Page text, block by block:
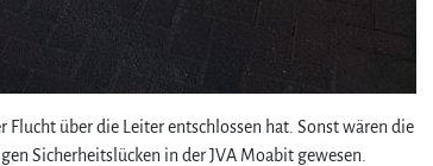
Flucht über die Leiter entschlossen hat. Sonst wären die
Sicherheitslücken in der JVA Moabit gewesen.